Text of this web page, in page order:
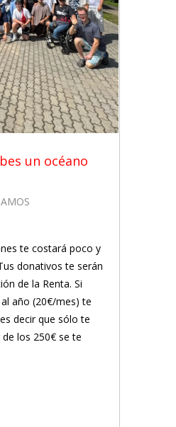
un océano
te costará poco y
donativos te serán
de la Renta. Si
año (20€/mes) te
decir que sólo te
los 250€ se te